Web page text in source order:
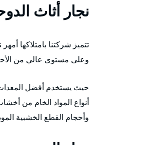
نجار أثاث
تتميز شركتنا بامتلاكها
وعلى مستوى عالي من
حيث يستخدم أفضل
أنواع المواد الخام من
وأحجام القطع الخشبية